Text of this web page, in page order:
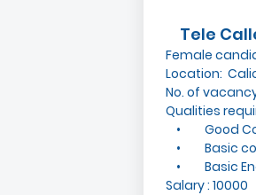
Tele
Female
Location:
No. of
Qualities
• Good
• Basic
• Basic
Salary : 10000